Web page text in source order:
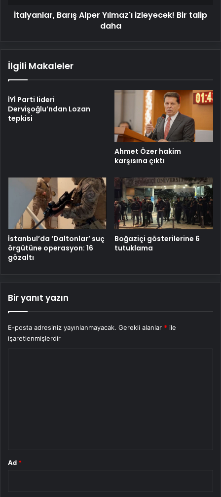
İtalyanlar, Barış Alper Yılmaz'ı izleyecek! Bir talip
daha
İlgili Makaleler
İYİ Parti lideri
Dervişoğlu’ndan Lozan
tepkisi
Ahmet Özer hakim
karşısına çıktı
İstanbul’da ‘Daltonlar’ suç
örgütüne operasyon: 16
gözaltı
Boğaziçi gösterilerine 6
tutuklama
Bir yanıt yazın
E-posta adresiniz yayınlanmayacak. Gerekli alanlar * ile
işaretlenmişlerdir
Ad *